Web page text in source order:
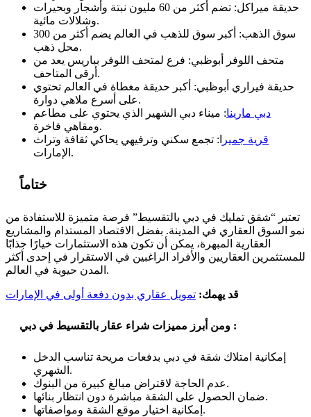
حديقة ميراكل: تضم أكثر من 60 مليون نبتة وأشجار وبحيرات
وشلالات مائية.
سوق الذهب: أكبر سوق للذهب في العالم يضم أكثر من 300
محل ذهب.
متحف اللوفر أبوظبي: فرع لمتحف اللوفر بباريس يعد من
أرقى المتاحف.
حديقة فيراري أبوظبي: أكبر حديقة مغطاة في العالم تحتوي
على أسرع ملاهي دوارة.
دبي مارينا: ميناء دبي الشهير الذي يحتوي على مطاعم
ومقاهي فاخرة.
قرية جمير ا: تجمع سكني وترفيهي يحاكي ثقافة وتراث
الإمارات.
ختاماً
تعتبر “شقق تمليك في دبي بالتقسيط” فرصة متميزة للاستفادة من
نمو السوق العقاري في المدينة. بفضل الاقتصاد المستدام والمشاريع
العقارية المبهرة، يمكن أن تكون هذه الاستثمارات خيارًا جذابًا
للمستثمرين العقاريين والأفراد الراغبين في الاستقرار في إحدى أكثر
المدن حيوية في العالم.
قد يهمك: تمويل عقاري بدون دفعة أولى في الإمارات
ومن أبرز مميزات شراء عقار بالتقسيط في دبي :
إمكانية امتلاك شقة في دبي بدفعات مريحة تناسب الدخل
الشهري.
عدم الحاجة لاقتراض مبالغ كبيرة من البنوك.
ضمان الحصول على الشقة مباشرة دون انتظار بنائها.
إمكانية اختيار موقع الشقة ومواصفاتها.